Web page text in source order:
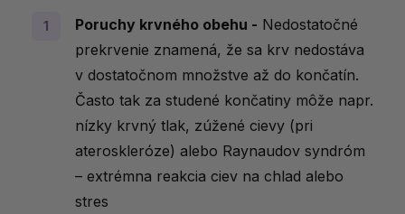
Poruchy krvného obehu - Nedostatočné
prekrvenie znamená, že sa krv nedostáva
v dostatočnom množstve až do končatín.
Často tak za studené končatiny môže napr.
nízky krvný tlak, zúžené cievy (pri
ateroskleróze) alebo Raynaudov syndróm
– extrémna reakcia ciev na chlad alebo
stres